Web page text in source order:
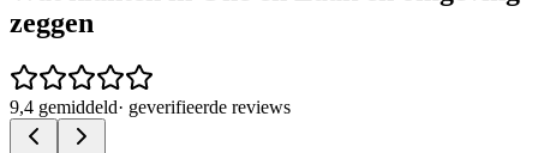
zeggen
9,4 gemiddeld· geverifieerde reviews